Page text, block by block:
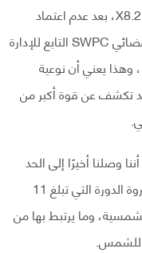
قوته وسُجلت في هذا الوقت على أنه بقوة X8.2، بعد عدم اعتماد
القياس الذي طبقه مركز التنبؤ بالطقس الفضائي SWPC التابع للإدارة
الوطنية للمحيطات والغلاف الجوي NOAA، وهذا يعني أن نوعية
قد تكشف عن قوة أكبر من
وصلنا أخيرًا إلى الحد
الأقصى لدورة النشاط الشمسي، أي أنها ذروة الدورة التي تبلغ 11
وما يرتبط بها من
للشمس.